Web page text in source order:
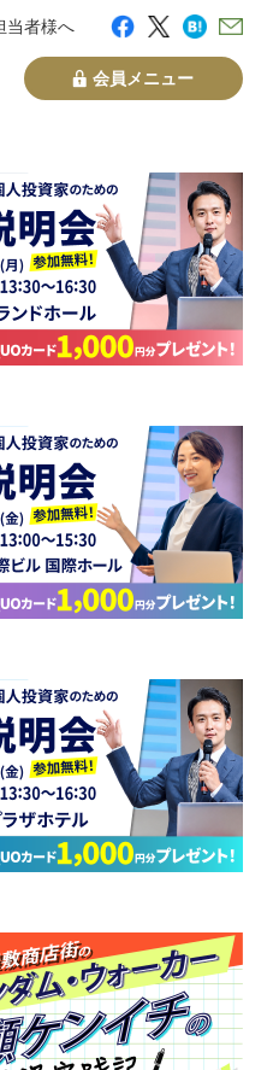
当者様へ
会員メニュー